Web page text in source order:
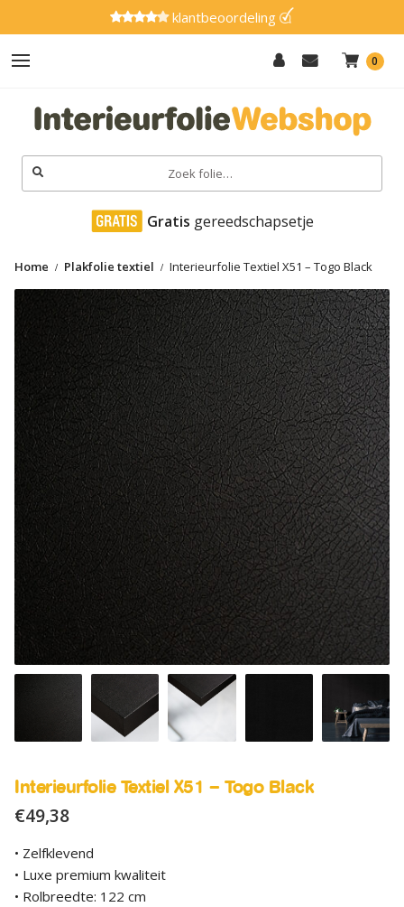
klantbeoordeling
0
Zoeken
naar:
Hout
Effen
Marmer
Glitter
Natuursteen
Textiel
Gereedschap
SALE
Advies
Gratis gereedschapsetje
Home Plakfolie textiel Interieurfolie Textiel X51 – Togo Black
Interieurfolie Textiel X51 – Togo Black
€49,38
• Zelfklevend
• Luxe premium kwaliteit
• Rolbreedte: 122 cm